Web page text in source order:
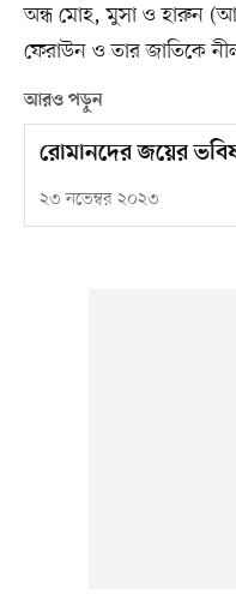
অন্ধ মোহ, মুসা ও হারুন
ফেরাউন ও তার জাতিকে
আরও পড়ুন
রোমানদের জয়ের
২৩ নভেম্বর ২০২৩